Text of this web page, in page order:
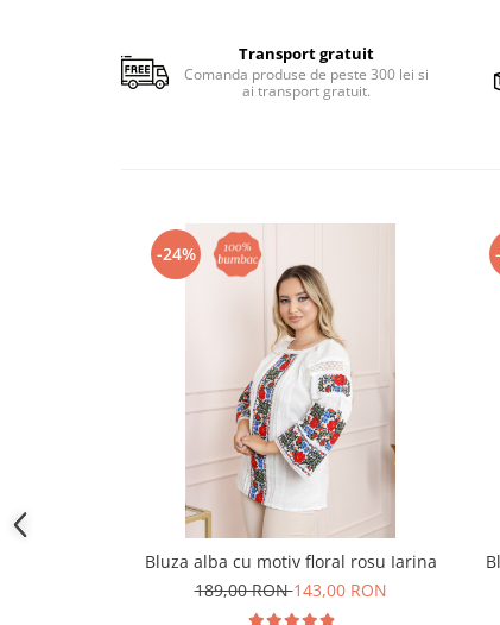
Transport gratuit
Comanda produse de peste 300 lei si
ai transport gratuit.
-24%
Bluza alba cu motiv floral rosu Iarina
189,00 RON143,00 RON